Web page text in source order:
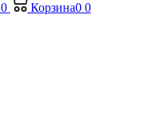
0 Корзина0 0